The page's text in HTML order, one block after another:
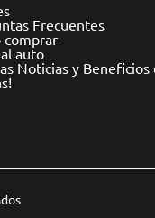
Frecuentes
comprar
auto
Noticias y Beneficios